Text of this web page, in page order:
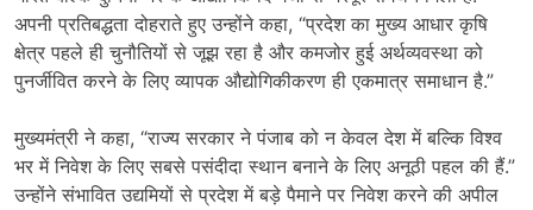
अपनी प्रतिबद्धता दोहराते हुए उन्होंने कहा, “प्रदेश का मुख्य आधार कृषि
क्षेत्र पहले ही चुनौतियों से जूझ रहा है और कमजोर हुई अर्थव्यवस्था को
पुनर्जीवित करने के लिए व्यापक औद्योगिकीकरण ही एकमात्र समाधान है.”
मुख्यमंत्री ने कहा, “राज्य सरकार ने पंजाब को न केवल देश में बल्कि विश्व
भर में निवेश के लिए सबसे पसंदीदा स्थान बनाने के लिए अनूठी पहल की हैं.”
उन्होंने संभावित उद्यमियों से प्रदेश में बड़े पैमाने पर निवेश करने की अपील